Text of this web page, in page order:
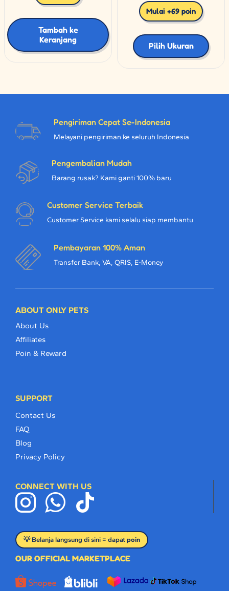
Tambah ke
Keranjang
Mulai +69 poin
Pilih Ukuran
Pengiriman Cepat Se-Indonesia
Melayani pengiriman ke seluruh Indonesia
Pengembalian Mudah
Barang rusak? Kami ganti 100% baru
Customer Service Terbaik
Customer Service kami selalu siap membantu
Pembayaran 100% Aman
Transfer Bank, VA, QRIS, E-Money
ABOUT ONLY PETS
About Us
Affiliates
Poin & Reward
SUPPORT
Contact Us
FAQ
Blog
Privacy Policy
CONNECT WITH US
💡 Belanja langsung di sini = dapat poin
OUR OFFICIAL MARKETPLACE